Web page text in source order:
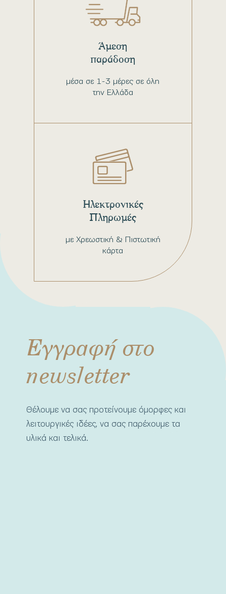
μέσα σε 1-3 μέρες σε όλη
την Ελλάδα
Άμεση
παράδοση
με Χρεωστική & Πιστωτική
κάρτα
Ηλεκτρονικές
Πληρωμές
Εγγραφή στο
newsletter
Θέλουμε να σας προτείνουμε όμορφες και
λειτουργικές ιδέες, να σας παρέχουμε τα
υλικά και τελικά.